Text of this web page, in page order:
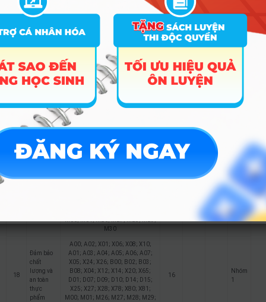
Công
A01; A03; A04; A05; A06; A07;
X05; X24; X26; B00; B02; B03;
B08; X04; X12; X14; X20; X65;
D01; D07; D09; D10; D14; D15;
X25; X27; X28; X78; X80; X81;
M00; M01; M26; M27; M28; M29;
M30
16 20.72 21.12
1
nghệ thực
phẩm
A00; A02; X01; X06; X08; X10;
A01; A03; A04; A05; A06; A07;
X05; X24; X26; B00; B02; B03;
B08; X04; X12; X14; X20; X65;
D01; D07; D09; D10; D14; D15;
M00; M01; M26; M27; M28; M29;
M30
M30
Nhóm
1
18
Đảm bảo
chất
lượng và
an toàn
thực
phẩm
A00; A02; X01; X06; X08; X10;
A01; A03; A04; A05; A06; A07;
X05; X24; X26; B00; B02; B03;
B08; X04; X12; X14; X20; X65;
D01; D07; D09; D10; D14; D15;
X25; X27; X28; X78; X80; X81;
M00; M01; M26; M27; M28; M29;
16
Nhóm
1